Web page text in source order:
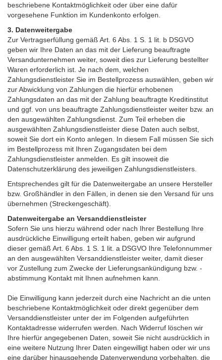
beschriebene Kontaktmöglichkeit oder über eine dafür
vorgesehene Funktion im Kundenkonto erfolgen.
3. Datenweitergabe
Zur Vertragserfüllung gemäß Art. 6 Abs. 1 S. 1 lit. b DSGVO
geben wir Ihre Daten an das mit der Lieferung beauftragte
Versandunternehmen weiter, soweit dies zur Lieferung bestellter
Waren erforderlich ist. Je nach dem, welchen
Zahlungsdienstleister Sie im Bestellprozess auswählen, geben wir
zur Abwicklung von Zahlungen die hierfür erhobenen
Zahlungsdaten an das mit der Zahlung beauftragte Kreditinstitut
und ggf. von uns beauftragte Zahlungsdienstleister weiter bzw. an
den ausgewählten Zahlungsdienst. Zum Teil erheben die
ausgewählten Zahlungsdienstleister diese Daten auch selbst,
soweit Sie dort ein Konto anlegen. In diesem Fall müssen Sie sich
im Bestellprozess mit Ihren Zugangsdaten bei dem
Zahlungsdienstleister anmelden. Es gilt insoweit die
Datenschutzerklärung des jeweiligen Zahlungsdienstleisters.
Entsprechendes gilt für die Datenweitergabe an unsere Hersteller
bzw. Großhändler in den Fällen, in denen sie den Versand für uns
übernehmen (Streckengeschäft).
Datenweitergabe an Versanddienstleister
Sofern Sie uns hierzu während oder nach Ihrer Bestellung Ihre
ausdrückliche Einwilligung erteilt haben, geben wir aufgrund
dieser gemäß Art. 6 Abs. 1 S. 1 lit. a DSGVO Ihre Telefonnummer
an den ausgewählten Versanddienstleister weiter, damit dieser
vor Zustellung zum Zwecke der Lieferungsankündigung bzw. -
abstimmung Kontakt mit Ihnen aufnehmen kann.
Die Einwilligung kann jederzeit durch eine Nachricht an die unten
beschriebene Kontaktmöglichkeit oder direkt gegenüber dem
Versanddienstleister unter der im Folgenden aufgeführten
Kontaktadresse widerrufen werden. Nach Widerruf löschen wir
Ihre hierfür angegebenen Daten, soweit Sie nicht ausdrücklich in
eine weitere Nutzung Ihrer Daten eingewilligt haben oder wir uns
eine darüber hinausgehende Datenverwendung vorbehalten, die